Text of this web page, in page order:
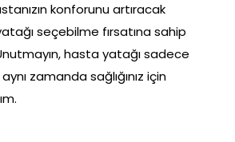
konforunu artıracak
seçebilme fırsatına sahip
hasta yatağı sadece
zamanda sağlığınız için